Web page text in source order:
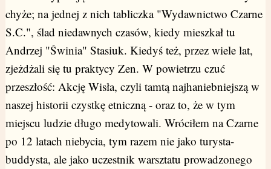
chyże; na jednej z nich tabliczka "Wydawnictwo Czarne
S.C.", ślad niedawnych czasów, kiedy mieszkał tu
Andrzej "Świnia" Stasiuk. Kiedyś też, przez wiele lat,
zjeżdżali się tu praktycy Zen. W powietrzu czuć
przeszłość: Akcję Wisła, czyli tamtą najhaniebniejszą w
naszej historii czystkę etniczną - oraz to, że w tym
miejscu ludzie długo medytowali. Wróciłem na Czarne
po 12 latach niebycia, tym razem nie jako turysta-
buddysta, ale jako uczestnik warsztatu prowadzonego